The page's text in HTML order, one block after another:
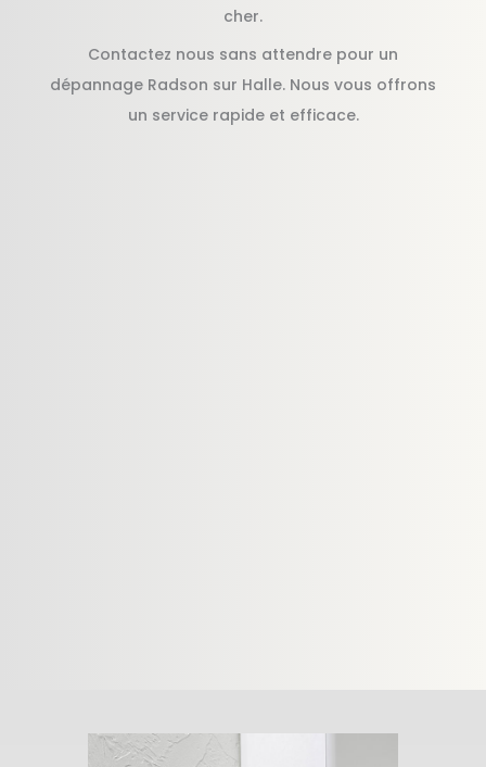
cher.
Contactez nous sans attendre pour un
dépannage Radson sur Halle. Nous vous offrons
un service rapide et efficace.